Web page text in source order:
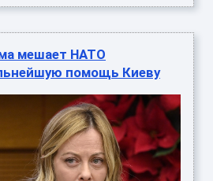
мешает НАТО
помощь Киеву